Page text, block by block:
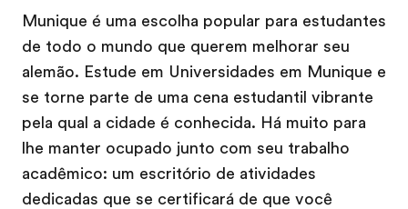
Munique é uma escolha popular para estudantes
de todo o mundo que querem melhorar seu
alemão. Estude em Universidades em Munique e
se torne parte de uma cena estudantil vibrante
pela qual a cidade é conhecida. Há muito para
lhe manter ocupado junto com seu trabalho
acadêmico: um escritório de atividades
dedicadas que se certificará de que você